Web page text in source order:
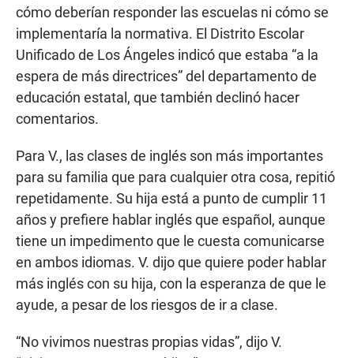
cómo deberían responder las escuelas ni cómo se
implementaría la normativa. El Distrito Escolar
Unificado de Los Ángeles indicó que estaba “a la
espera de más directrices” del departamento de
educación estatal, que también declinó hacer
comentarios.
Para V., las clases de inglés son más importantes
para su familia que para cualquier otra cosa, repitió
repetidamente. Su hija está a punto de cumplir 11
años y prefiere hablar inglés que español, aunque
tiene un impedimento que le cuesta comunicarse
en ambos idiomas. V. dijo que quiere poder hablar
más inglés con su hija, con la esperanza de que le
ayude, a pesar de los riesgos de ir a clase.
“No vivimos nuestras propias vidas”, dijo V.